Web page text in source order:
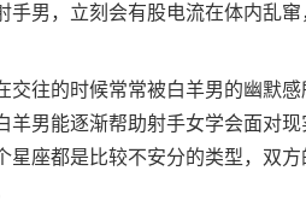
手男，立刻会有股电流在体内乱
往的时候常常被白羊男的幽默感
羊男能逐渐帮助射手女学会面对
星座都是比较不安分的类型，双